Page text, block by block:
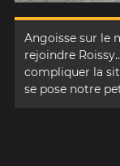
Angoisse sur le
rejoindre
compliquer la
se pose notre